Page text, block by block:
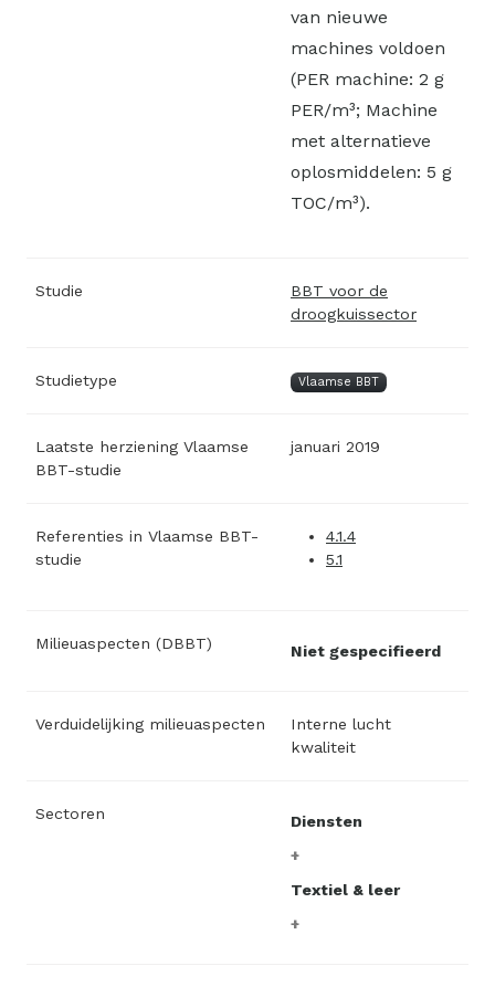
van nieuwe
machines voldoen
(PER machine: 2 g
PER/m³; Machine
met alternatieve
oplosmiddelen: 5 g
TOC/m³).
Studie
BBT voor de
droogkuissector
Studietype Vlaamse BBT
Laatste herziening Vlaamse
BBT-studie
januari 2019
Referenties in Vlaamse BBT-
studie
4.1.4
5.1
Milieuaspecten (DBBT) Niet gespecifieerd
Verduidelijking milieuaspecten
Interne lucht
kwaliteit
Sectoren Diensten
Textiel & leer